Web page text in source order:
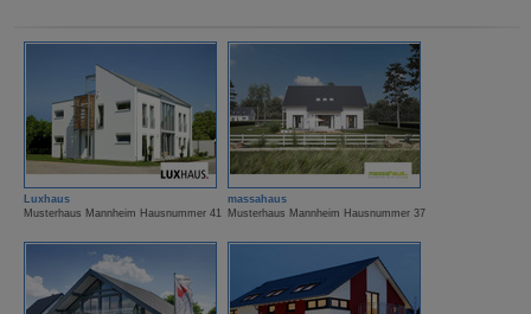
Luxhaus
Musterhaus Mannheim Hausnummer 41
massahaus
Musterhaus Mannheim Hausnummer 37